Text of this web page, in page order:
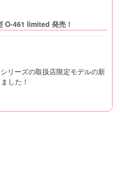
O-461 limited 発売！
リーズの取扱店限定モデルの新
した！